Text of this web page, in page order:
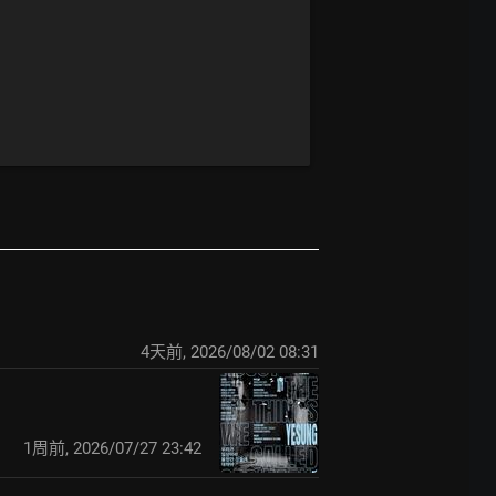
4天前, 2026/08/02 08:31
1周前, 2026/07/27 23:42